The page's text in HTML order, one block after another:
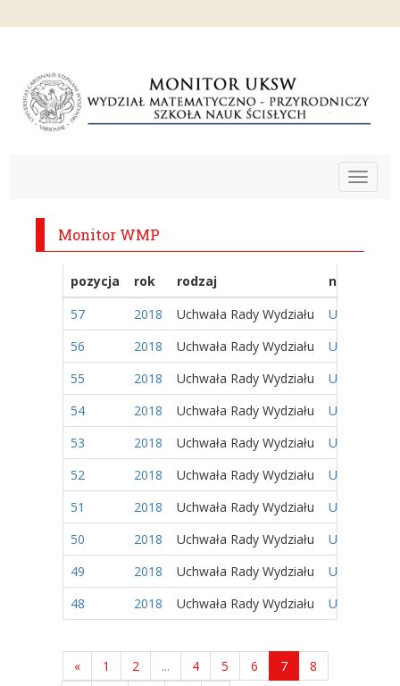
Toggle
Monitor WMP
pozycja rok rodzaj
nazwa
57
2018 Uchwała Rady Wydziału
Uchwała
56
2018 Uchwała Rady Wydziału
Uchwała
55
2018 Uchwała Rady Wydziału
Uchwała
54
2018 Uchwała Rady Wydziału
Uchwała
53
2018 Uchwała Rady Wydziału
Uchwała
52
2018 Uchwała Rady Wydziału
Uchwała
51
2018 Uchwała Rady Wydziału
Uchwała
50
2018 Uchwała Rady Wydziału
Uchwała
49
2018 Uchwała Rady Wydziału
Uchwała
48
2018 Uchwała Rady Wydziału Uchwała
« 1 2 ... 4 5 6 7
8